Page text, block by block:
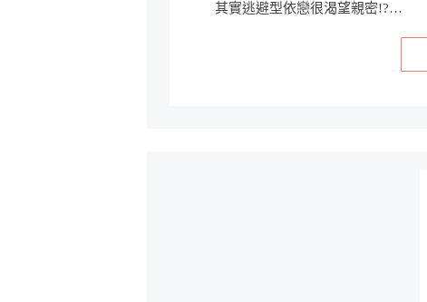
其實逃避型依戀很渴望親密!?…